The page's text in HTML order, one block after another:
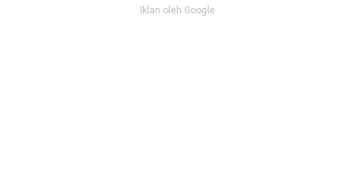
Iklan oleh Google